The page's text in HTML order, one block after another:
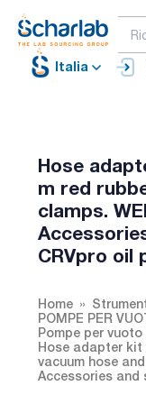
Italia
Hose
m red
clamps.
CRVpro oil
Home
POMPE PER
Pompe per
Hose adapter kit
vacuum hose
Accessories and